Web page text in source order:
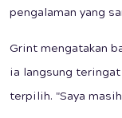
pengalaman yang
Grint mengatakan
ia langsung
terpilih. "Saya